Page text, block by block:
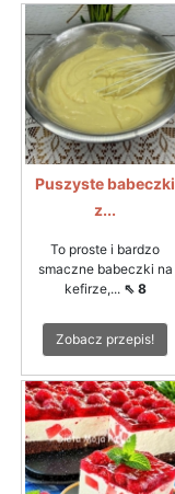
Puszyste babeczki
z...
To proste i bardzo
smaczne babeczki na
kefirze,... ⇖ 8
Zobacz przepis!